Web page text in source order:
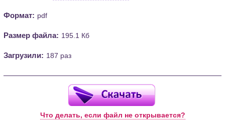
Формат: pdf
Размер файла: 195.1 Кб
Загрузили: 187 раз
Что делать, если файл не открывается?